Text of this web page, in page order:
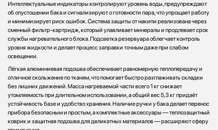
Интеллектуальные индикаторы контролируют уровень воды, предупреждают
об опустошении бака и сигнализируют о готовности пара, что упрощает работу
и минимизирует риск ошибок. Система защиты от накипи реализована через
сменный фильтр-картридж, который улавливает минералы и продлевает срок
службы нагревательного блока. Подсветка резервуара облегчает контроль
уровня жидкости и делает процесс заправки точным даже при слабом
освещении.
Лёгкая алюминиевая подошва обеспечивает равномерную теплопередачу и
отличное скольжение по тканям, что помогает быстро разглаживать складки
без лишних движений. Масса нагреваемой части всего 1 кг снижает
утомляемость при длительном использовании, а общий вес 5,3 кг придаёт
устойчивость базе и удобство хранения. Наличие ручки у бака делает перенос
прибора безопасным и простым, а комплектные аксессуары — теплозащитный
коврик и защитная подошва для деликатных материалов — расширяют сферу